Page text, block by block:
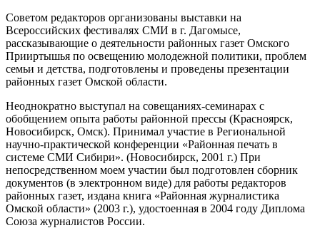
Советом редакторов организованы выставки на
Всероссийских фестивалях СМИ в г. Дагомысе,
рассказывающие о деятельности районных газет Омского
Прииртышья по освещению молодежной политики, проблем
семьи и детства, подготовлены и проведены презентации
районных газет Омской области.
Неоднократно выступал на совещаниях-семинарах с
обобщением опыта работы районной прессы (Красноярск,
Новосибирск, Омск). Принимал участие в Региональной
научно-практической конференции «Районная печать в
системе СМИ Сибири». (Новосибирск, 2001 г.) При
непосредственном моем участии был подготовлен сборник
документов (в электронном виде) для работы редакторов
районных газет, издана книга «Районная журналистика
Омской области» (2003 г.), удостоенная в 2004 году Диплома
Союза журналистов России.